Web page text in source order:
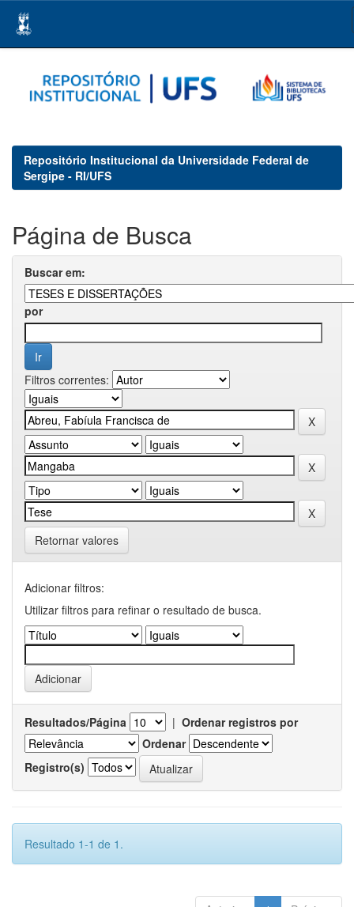
navigation
Repositório Institucional da Universidade Federal de
Sergipe - RI/UFS
Página de Busca
Buscar em:
por
Filtros correntes:
Retornar valores
Adicionar filtros:
Utilizar filtros para refinar o resultado de busca.
Resultados/Página | Ordenar registros por
Ordenar
Registro(s)
Resultado 1-1 de 1.